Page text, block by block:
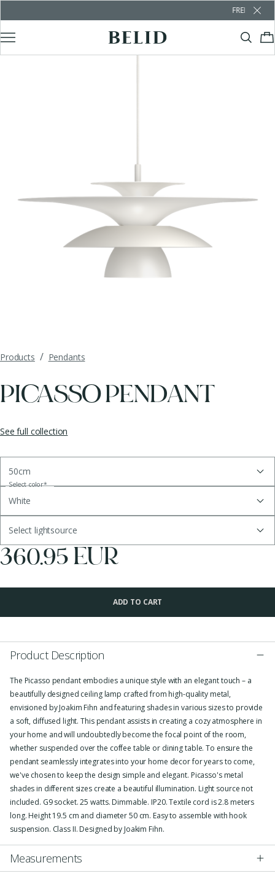
FREE SHIPPING OVER
Products / Pendants
PICASSO PENDANT
See full collection
50cm
Select color*
White
Select lightsource
360.95 EUR
ADD TO CART
Product Description
The Picasso pendant embodies a unique style with an elegant touch – a
beautifully designed ceiling lamp crafted from high-quality metal,
envisioned by Joakim Fihn and featuring shades in various sizes to provide
a soft, diffused light. This pendant assists in creating a cozy atmosphere in
your home and will undoubtedly become the focal point of the room,
whether suspended over the coffee table or dining table. To ensure the
pendant seamlessly integrates into your home decor for years to come,
we've chosen to keep the design simple and elegant. Picasso's metal
shades in different sizes create a beautiful illumination. Light source not
included. G9 socket. 25 watts. Dimmable. IP20. Textile cord is 2.8 meters
long. Height 19.5 cm and diameter 50 cm. Easy to assemble with hook
suspension. Class II. Designed by Joakim Fihn.
Measurements